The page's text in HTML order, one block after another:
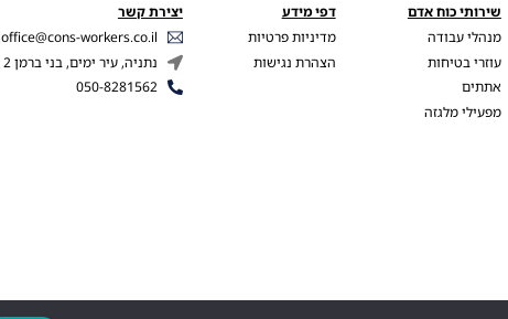
שירותי כוח אדם
מנהלי עבודה
עוזרי בטיחות
אתתים
מפעילי מלגזה
דפי מידע
מדיניות פרטיות
הצהרת נגישות
יצירת קשר
office@cons-workers.co.il
נתניה, עיר ימים, בני ברמן 2
050-8281562